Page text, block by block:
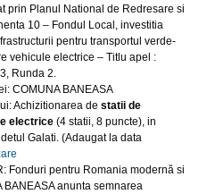
prin Planul National de Redresare si
10 – Fondul Local, investitia
pentru transportul verde-
vehicule electrice – Titlu apel :
Runda 2.
COMUNA BANEASA
Achizitionarea de statii de
electrice (4 statii, 8 puncte), in
Galati. (Adaugat la data
Fonduri pentru Romania modernă si
BANEASA anunta semnarea